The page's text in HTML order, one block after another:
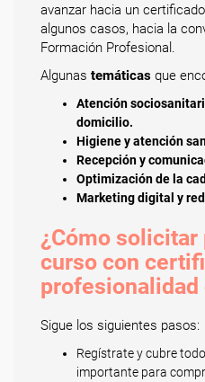
avanzar hacia un
algunos casos, hacia la
Formación Profesional.
Algunas temáticas que
Atención
domicilio.
Higiene y atención
Recepción y
Optimización de la
Marketing digital y
¿Cómo solicitar
curso con
profesionalidad
Sigue los siguientes pasos:
Regístrate y cubre
importante para